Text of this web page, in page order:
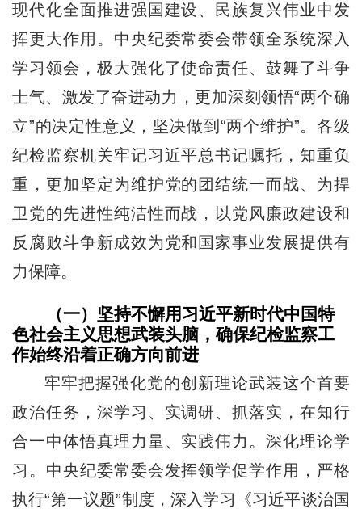
现代化全面推进强国建设、民族复兴伟业中发
挥更大作用。中央纪委常委会带领全系统深入
学习领会，极大强化了使命责任、鼓舞了斗争
士气、激发了奋进动力，更加深刻领悟“两个确
立”的决定性意义，坚决做到“两个维护”。各级
纪检监察机关牢记习近平总书记嘱托，知重负
重，更加坚定为维护党的团结统一而战、为捍
卫党的先进性纯洁性而战，以党风廉政建设和
反腐败斗争新成效为党和国家事业发展提供有
力保障。
（一）坚持不懈用习近平新时代中国特
色社会主义思想武装头脑，确保纪检监察工
作始终沿着正确方向前进
牢牢把握强化党的创新理论武装这个首要
政治任务，深学习、实调研、抓落实，在知行
合一中体悟真理力量、实践伟力。深化理论学
习。中央纪委常委会发挥领学促学作用，严格
执行“第一议题”制度，深入学习《习近平谈治国